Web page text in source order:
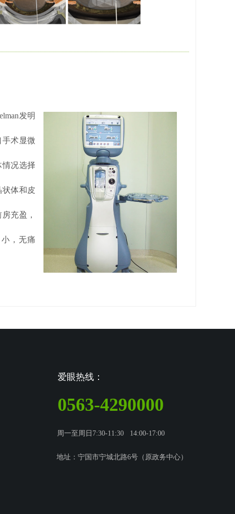
发明
术显微
况选择
体和皮
充盈，
，无痛
周一至周日7:30-11:30 14:00-17:00
爱眼热线：
0563-4290000
地址：宁国市宁城北路6号（原政务中心）